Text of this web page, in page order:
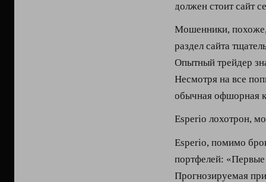
должен стоит сайт
Мошенники,
раздел сайта
Опытный трейдер
Несмотря на все
обычная офшорная
Esperio лохотрон,
Esperio, помимо
портфелей:
Прогнозируемая